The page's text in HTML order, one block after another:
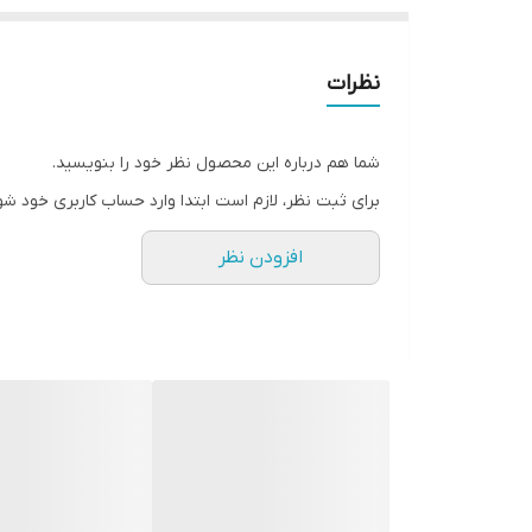
نظرات
شما هم درباره این محصول نظر خود را بنویسید.
برای ثبت نظر، لازم است ابتدا وارد حساب کاربری خود
افزودن نظر